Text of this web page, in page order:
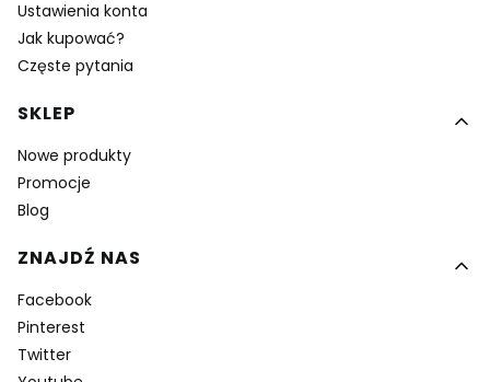
Ustawienia konta
Jak kupować?
Częste pytania
SKLEP
Nowe produkty
Promocje
Blog
ZNAJDŹ NAS
Facebook
Pinterest
Twitter